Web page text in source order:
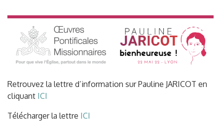
Retrouvez la lettre d’information sur Pauline JARICOT en
cliquant ICI
Télécharger la lettre ICI